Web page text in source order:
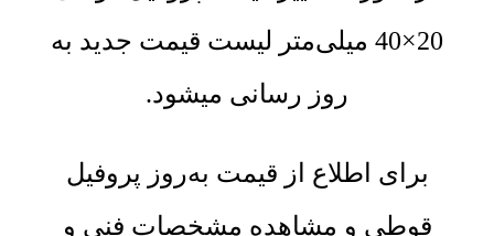
20×40 میلی‌متر لیست قیمت جدید به
روز رسانی میشود.
برای اطلاع از قیمت به‌روز پروفیل
قوطی و مشاهده مشخصات فنی و